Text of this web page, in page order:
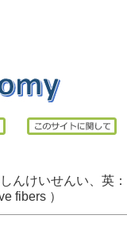
んけいせんい、英：
fibers ）